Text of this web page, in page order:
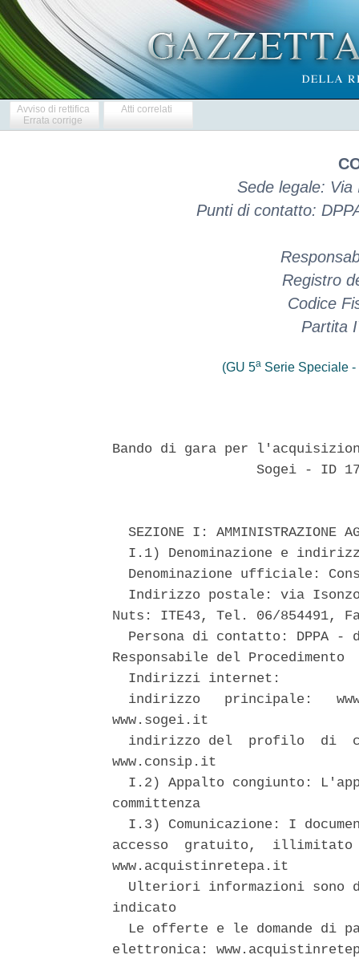
Avviso di rettifica
Errata corrige
Atti correlati
Sede legale:
Punti di contatto:
Registro
Codice
Partita
(GU 5aSerie Speciale -
Bando di gara per
Sogei - ID
SEZIONE I: AMMINISTRAZIONE
I.1) Denominazione e
Denominazione ufficiale:
Indirizzo postale: via
Nuts: ITE43, Tel. 06/854491,
Persona di contatto: DPPA -
Responsabile del Procedimento
  Indirizzi internet:
indirizzo   principale:
www.sogei.it
indirizzo del  profilo  di
www.consip.it
I.2) Appalto congiunto:
committenza
I.3) Comunicazione: I
accesso  gratuito,
www.acquistinretepa.it
Ulteriori informazioni sono
indicato
Le offerte e le domande di
elettronica: